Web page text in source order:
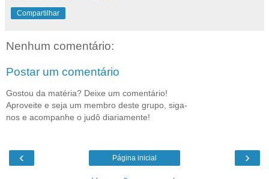
Compartilhar
Nenhum comentário:
Postar um comentário
Gostou da matéria? Deixe um comentário!
Aproveite e seja um membro deste grupo, siga-
nos e acompanhe o judô diariamente!
‹ ›
Página inicial